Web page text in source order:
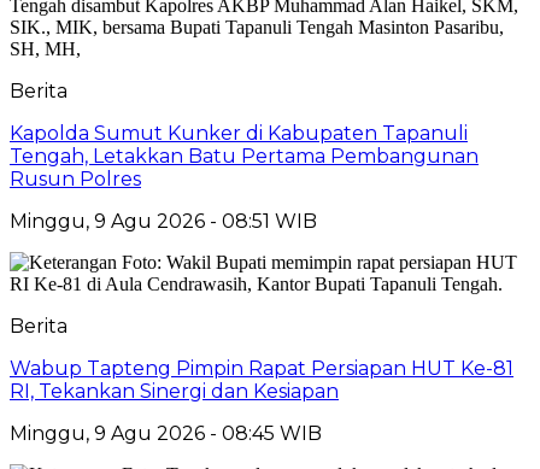
Berita
Kapolda Sumut Kunker di Kabupaten Tapanuli
Tengah, Letakkan Batu Pertama Pembangunan
Rusun Polres
Minggu, 9 Agu 2026 - 08:51 WIB
Berita
Wabup Tapteng Pimpin Rapat Persiapan HUT Ke-81
RI, Tekankan Sinergi dan Kesiapan
Minggu, 9 Agu 2026 - 08:45 WIB